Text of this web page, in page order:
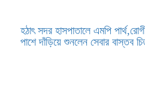
হঠাৎ সদর হাসপাতালে এমপি
পাশে দাঁড়িয়ে শুনলেন সেবার বাস্তব